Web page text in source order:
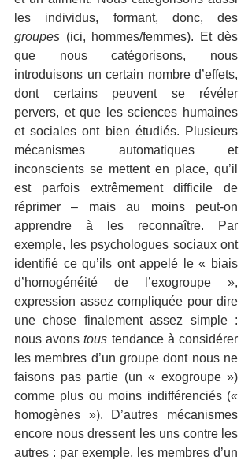
groupes (ici, hommes/femmes). Et dès
que nous catégorisons, nous
introduisons un certain nombre d’effets,
dont certains peuvent se révéler
pervers, et que les sciences humaines
et sociales ont bien étudiés. Plusieurs
mécanismes automatiques et
inconscients se mettent en place, qu’il
est parfois extrêmement difficile de
réprimer – mais au moins peut-on
apprendre à les reconnaître. Par
exemple, les psychologues sociaux ont
identifié ce qu’ils ont appelé le « biais
d’homogénéité de l’exogroupe »,
expression assez compliquée pour dire
une chose finalement assez simple :
nous avons tous tendance à considérer
les membres d’un groupe dont nous ne
faisons pas partie (un « exogroupe »)
comme plus ou moins indifférenciés («
homogènes »). D’autres mécanismes
encore nous dressent les uns contre les
autres : par exemple, les membres d’un